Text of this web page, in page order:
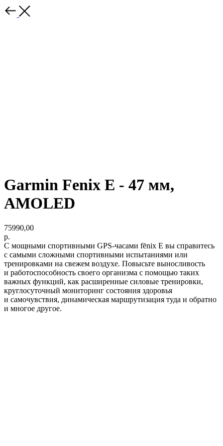
Garmin Fenix E - 47 мм,
AMOLED
75990,00
р.
С мощными спортивными GPS-часами fēnix E вы справитесь
с самыми сложными спортивными испытаниями или
тренировками на свежем воздухе. Повысьте выносливость
и работоспособность своего организма с помощью таких
важных функций, как расширенные силовые тренировки,
круглосуточный мониторинг состояния здоровья
и самочувствия, динамическая маршрутизация туда и обратно
и многое другое.